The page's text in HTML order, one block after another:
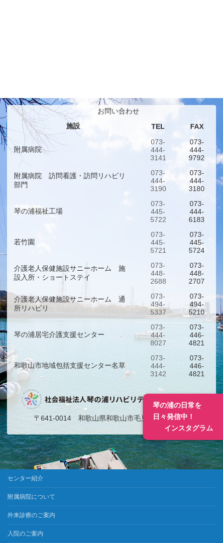
お問い合わせ
施設
TEL FAX
附属病院
073-
444-
3141
073-
444-
9792
附属病院 訪問看護・訪問リハビリ
部門
073-
444-
3190
073-
444-
3180
琴の浦福祉工場
073-
445-
5722
073-
444-
6183
若竹園
073-
445-
5721
073-
445-
5724
介護老人保健施設サニーホーム 施
設入所・ショートステイ
073-
448-
2688
073-
448-
2707
介護老人保健施設サニーホーム 通
所リハビリ
073-
494-
5337
073-
494-
5210
琴の浦居宅介護支援センター
073-
444-
8027
073-
446-
4821
和歌山市地域包括支援センター名草
073-
444-
3142
073-
446-
4821
〒641-0014 和歌山県和歌山市毛見１４５１番地
センター紹介
附属病院について
外来診療のご案内
入院のご案内
琴の浦の日常を
日々発信中！
インスタグラム